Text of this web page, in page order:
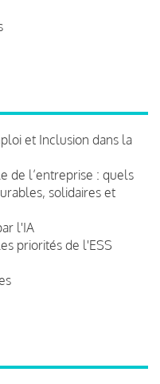
et Inclusion dans la
de l’entreprise : quels
solidaires et
l'IA
priorités de l'ESS